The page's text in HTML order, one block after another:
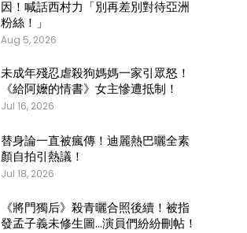
因！喊話西村力「別再差別對待亞洲
粉絲！」
Aug 5, 2026
未成年殘忍虐殺狗媽媽一家引眾怒！
《給阿嬤的情書》女主慘遭抵制！
Jul 16, 2026
替身論一直被瘋傳！迪麗熱巴曬全素
顏自拍引熱議！
Jul 18, 2026
《將門獨后》殺青曬合照後續！被指
發孟子義未修生圖…演員們紛紛刪帖！